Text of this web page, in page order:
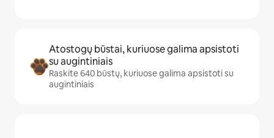
Atostogų būstai, kuriuose galima apsistoti
su augintiniais
Raskite 640 būstų, kuriuose galima apsistoti su
augintiniais